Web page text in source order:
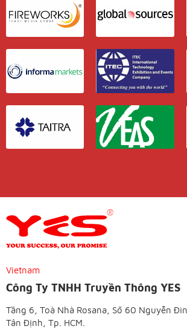
Vietnam
Công Ty TNHH Truyền Thông YES
Tầng 6, Toà Nhà Rosana, Số 60 Nguyễn
Tân Định, Tp. HCM.